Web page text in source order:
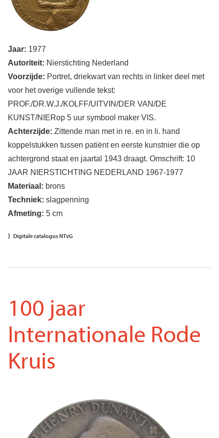
Jaar: 1977
Autoriteit: Nierstichting Nederland
Voorzijde: Portret, driekwart van rechts in linker deel met
voor het overige vullende tekst:
PROF./DR.W.J./KOLFF/UITVIN/DER VAN/DE
KUNST/NIERop 5 uur symbool maker VIS.
Achterzijde: Zittende man met in re. en in li. hand
koppelstukken tussen patiënt en eerste kunstnier die op
achtergrond staat en jaartal 1943 draagt. Omschrift: 10
JAAR NIERSTICHTING NEDERLAND 1967-1977
Materiaal: brons
Techniek: slagpenning
Afmeting: 5 cm
Digitale catalogus NTvG
100 jaar
Internationale Rode
Kruis